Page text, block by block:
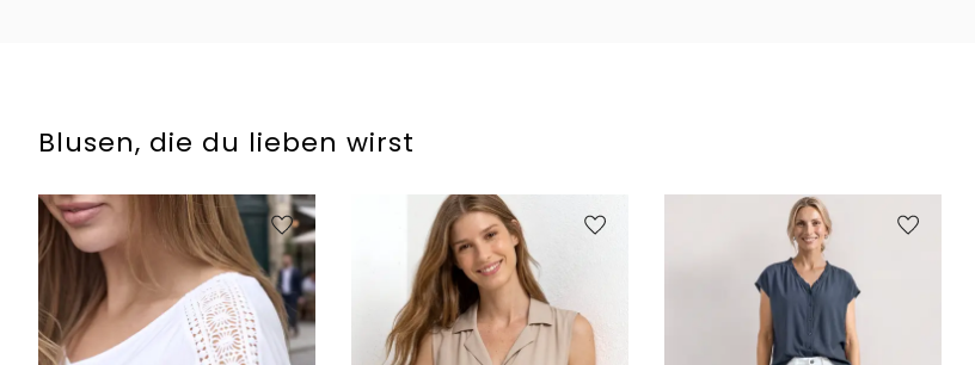
Blusen, die du lieben wirst